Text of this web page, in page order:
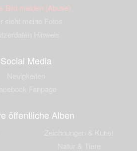
Bild melden (Abuse)
Social Media
öffentliche Alben